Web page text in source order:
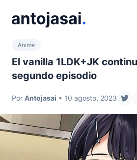
Anime
El vanilla 1LDK+JK
segundo episodio
Por Antojasai • 10 agosto, 2023